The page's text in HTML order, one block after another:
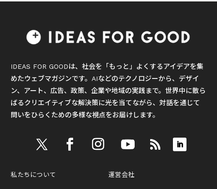
IDEAS FOR GOODは、社会を「もっと」よくするアイデアを集
めたウェブマガジンです。AIなどのテクノロジーから、デザイ
ン、アート、広告、政策、企業や地域の実践まで。世界中に散ら
ばるクリエイティブな解決策に光を当てながら、対話を通じて
問いをひらくための多様な視点をお届けします。
私たちについて 運営会社